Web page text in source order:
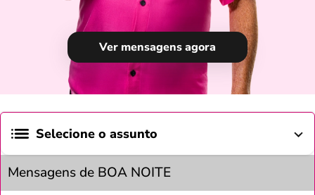
Ver mensagens agora
Selecione o assunto
Mensagens de BOA NOITE